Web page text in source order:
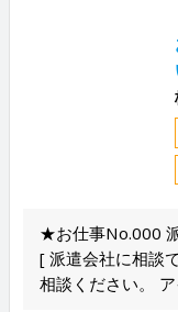
★お仕事No.000
[ 派遣会社に相談
相談ください。